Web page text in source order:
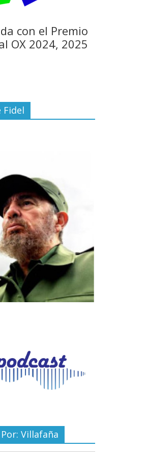
con el Premio
OX 2024, 2025
Fidel
Villafaña